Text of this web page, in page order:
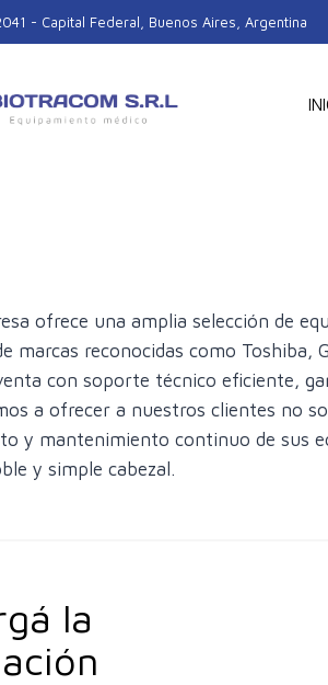
- Capital Federal, Buenos Aires, Argentina
ofrece una amplia selección de
marcas reconocidas como
con soporte técnico eficiente,
a ofrecer a nuestros clientes no
y mantenimiento continuo de sus
y simple cabezal.
la